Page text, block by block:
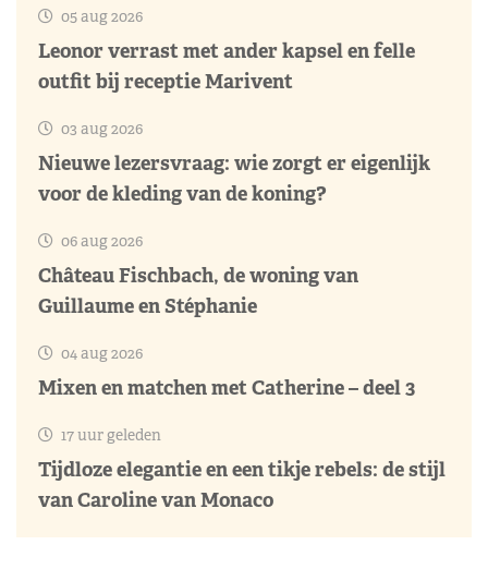
05 aug 2026
Leonor verrast met ander kapsel en felle
outfit bij receptie Marivent
03 aug 2026
Nieuwe lezersvraag: wie zorgt er eigenlijk
voor de kleding van de koning?
06 aug 2026
Château Fischbach, de woning van
Guillaume en Stéphanie
04 aug 2026
Mixen en matchen met Catherine – deel 3
17 uur geleden
Tijdloze elegantie en een tikje rebels: de stijl
van Caroline van Monaco